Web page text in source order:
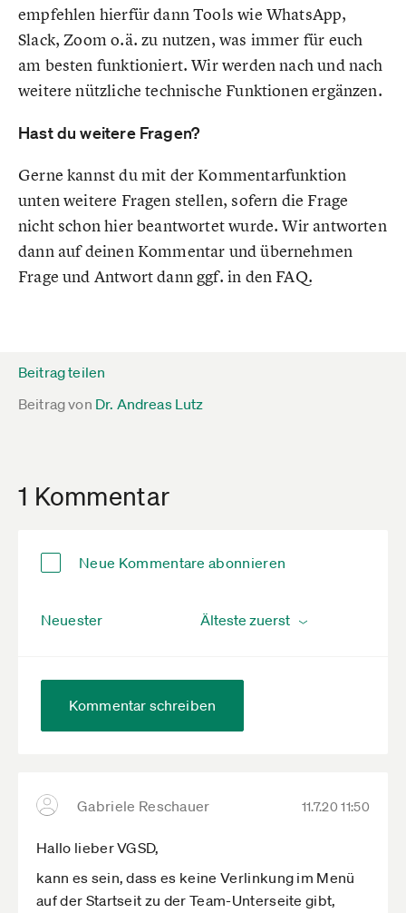
empfehlen hierfür dann Tools wie WhatsApp,
Slack, Zoom o.ä. zu nutzen, was immer für euch
am besten funktioniert. Wir werden nach und nach
weitere nützliche technische Funktionen ergänzen.
Hast du weitere Fragen?
Gerne kannst du mit der Kommentarfunktion
unten weitere Fragen stellen, sofern die Frage
nicht schon hier beantwortet wurde. Wir antworten
dann auf deinen Kommentar und übernehmen
Frage und Antwort dann ggf. in den FAQ.
Beitrag teilen
Beitrag von Dr. Andreas Lutz
1 Kommentar
Neue Kommentare abonnieren
Neuester
Kommentar schreiben
Gabriele Reschauer 11.7.20 11:50
Hallo lieber VGSD,
kann es sein, dass es keine Verlinkung im Menü
auf der Startseit zu der Team-Unterseite gibt,